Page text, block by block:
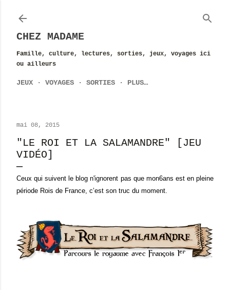
CHEZ MADAME
Famille, culture, lectures, sorties, jeux, voyages ici
ou ailleurs
JEUX VOYAGES SORTIES PLUS…
mai 08, 2015
"LE ROI ET LA SALAMANDRE" [JEU
VIDÉO]
Ceux qui suivent le blog n'ignorent pas que mon6ans est en pleine
période Rois de France, c’est son truc du moment.